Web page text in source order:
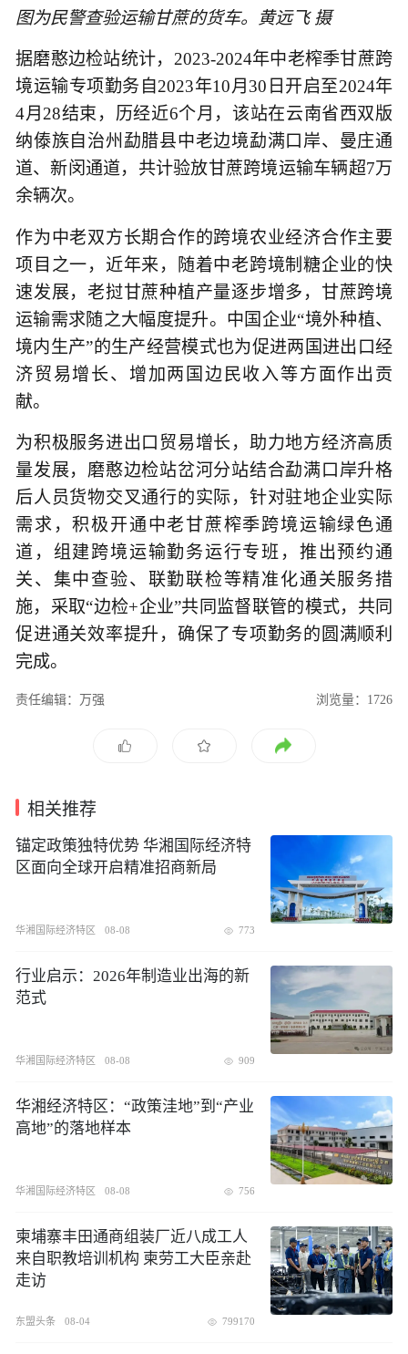
图为民警查验运输甘蔗的货车。黄远飞 摄
据磨憨边检站统计，2023-2024年中老榨季甘蔗跨
境运输专项勤务自2023年10月30日开启至2024年
4月28结束，历经近6个月，该站在云南省西双版
纳傣族自治州勐腊县中老边境勐满口岸、曼庄通
道、新闵通道，共计验放甘蔗跨境运输车辆超7万
余辆次。
作为中老双方长期合作的跨境农业经济合作主要
项目之一，近年来，随着中老跨境制糖企业的快
速发展，老挝甘蔗种植产量逐步增多，甘蔗跨境
运输需求随之大幅度提升。中国企业“境外种植、
境内生产”的生产经营模式也为促进两国进出口经
济贸易增长、增加两国边民收入等方面作出贡
献。
为积极服务进出口贸易增长，助力地方经济高质
量发展，磨憨边检站岔河分站结合勐满口岸升格
后人员货物交叉通行的实际，针对驻地企业实际
需求，积极开通中老甘蔗榨季跨境运输绿色通
道，组建跨境运输勤务运行专班，推出预约通
关、集中查验、联勤联检等精准化通关服务措
施，采取“边检+企业”共同监督联管的模式，共同
促进通关效率提升，确保了专项勤务的圆满顺利
完成。
责任编辑：万强 浏览量：1726
相关推荐
锚定政策独特优势 华湘国际经济特
区面向全球开启精准招商新局
华湘国际经济特区 08-08 773
行业启示：2026年制造业出海的新
范式
华湘国际经济特区 08-08 909
华湘经济特区：“政策洼地”到“产业
高地”的落地样本
华湘国际经济特区 08-08 756
柬埔寨丰田通商组装厂近八成工人
来自职教培训机构 柬劳工大臣亲赴
走访
东盟头条 08-04 799170